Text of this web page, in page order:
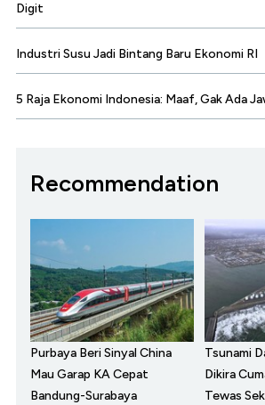
Digit
Industri Susu Jadi Bintang Baru Ekonomi RI
5 Raja Ekonomi Indonesia: Maaf, Gak Ada
Recommendation
Purbaya Beri Sinyal China
Mau Garap KA Cepat
Bandung-Surabaya
Tsunami
Dikira
Tewas